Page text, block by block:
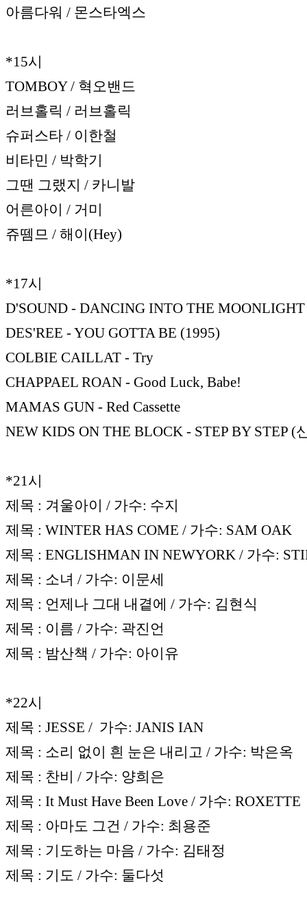
아름다워 / 몬스타엑스
*15시
TOMBOY / 혁오밴드
러브홀릭 / 러브홀릭
슈퍼스타 / 이한철
비타민 / 박학기
그땐 그랬지 / 카니발
어른아이 / 거미
쥬뗌므 / 해이(Hey)
*17시
D'SOUND - DANCING INTO THE MOONLIGHT
DES'REE - YOU GOTTA BE (1995)
COLBIE CAILLAT - Try
CHAPPAEL ROAN - Good Luck, Babe!
MAMAS GUN - Red Cassette
NEW KIDS ON THE BLOCK - STEP BY STEP (
*21시
제목 : 겨울아이 / 가수: 수지
제목 : WINTER HAS COME / 가수: SAM OAK
제목 : ENGLISHMAN IN NEWYORK / 가수:
제목 : 소녀 / 가수: 이문세
제목 : 언제나 그대 내곁에 / 가수: 김현식
제목 : 이름 / 가수: 곽진언
제목 : 밤산책 / 가수: 아이유
*22시
제목 : JESSE / 가수: JANIS IAN
제목 : 소리 없이 흰 눈은 내리고 / 가수: 박은옥
제목 : 찬비 / 가수: 양희은
제목 : It Must Have Been Love / 가수: ROXETTE
제목 : 아마도 그건 / 가수: 최용준
제목 : 기도하는 마음 / 가수: 김태정
제목 : 기도 / 가수: 둘다섯